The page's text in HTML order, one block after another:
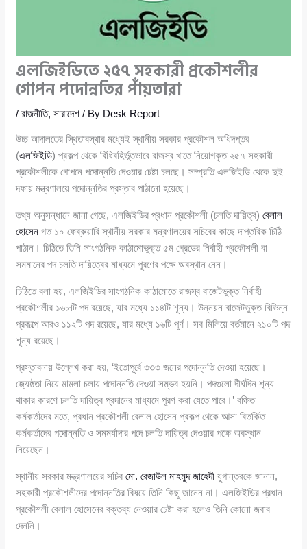
এলজিইডিতে ২৫৭ সহকারী প্রকৌশলীর
গোপন পদোন্নতির পাঁয়তারা
/রাজনীতি,সারাদেশ / By Desk Report
উচ্চ আদালতের স্থিতাবস্থার মধ্যেই স্থানীয় সরকার প্রকৌশল অধিদপ্তর
(এলজিইডি) প্রকল্প থেকে বিধিবহির্ভূতভাবে রাজস্ব খাতে নিয়োগকৃত ২৫৭ সহকারী
প্রকৌশলীকে গোপনে পদোন্নতি দেওয়ার চেষ্টা চলছে। সম্প্রতি এলজিইডি থেকে দুই
দফায় মন্ত্রণালয়ে পদোন্নতির প্রস্তাব পাঠানো হয়েছে।
তথ্য অনুসন্ধানে জানা গেছে, এলজিইডির প্রধান প্রকৌশলী (চলতি দায়িত্ব)বেলাল
হোসেন গত ১০ ফেব্রুয়ারি স্থানীয় সরকার মন্ত্রণালয়ের সচিবের কাছে দাপ্তরিক চিঠি
পাঠান। চিঠিতে তিনি সাংগঠনিক কাঠামোভুক্ত ৫ম গ্রেডের নির্বাহী প্রকৌশলী বা
সমমানের পদ চলতি দায়িত্বের মাধ্যমে পূরণের পক্ষে অবস্থান নেন।
চিঠিতে বলা হয়, এলজিইডির সাংগঠনিক কাঠামোতে রাজস্ব বাজেটভুক্ত নির্বাহী
প্রকৌশলীর ১৬৮টি পদ রয়েছে, যার মধ্যে ১১৪টি শূন্য। উন্নয়ন বাজেটভুক্ত বিভিন্ন
প্রকল্পে আরও ১১২টি পদ রয়েছে, যার মধ্যে ১৬টি পূর্ণ। সব মিলিয়ে বর্তমানে ২১০টি পদ
শূন্য রয়েছে।
প্রস্তাবনায় উল্লেখ করা হয়, ‘ইতোপূর্বে ৩৩৩ জনের পদোন্নতি দেওয়া হয়েছে।
জ্যেষ্ঠতা নিয়ে মামলা চলায় পদোন্নতি দেওয়া সম্ভব হয়নি। পদগুলো দীর্ঘদিন শূন্য
থাকার কারণে চলতি দায়িত্ব প্রদানের মাধ্যমে পূরণ করা যেতে পারে।’ বঞ্চিত
কর্মকর্তাদের মতে, প্রধান প্রকৌশলী বেলাল হোসেন প্রকল্প থেকে আসা বিতর্কিত
কর্মকর্তাদের পদোন্নতি ও সমমর্যাদার পদে চলতি দায়িত্ব দেওয়ার পক্ষে অবস্থান
নিয়েছেন।
স্থানীয় সরকার মন্ত্রণালয়ের সচিবমো. রেজাউল মাহমুদ জাহেদী যুগান্তরকে জানান,
সহকারী প্রকৌশলীদের পদোন্নতির বিষয়ে তিনি কিছু জানেন না। এলজিইডির প্রধান
প্রকৌশলী বেলাল হোসেনের বক্তব্য নেওয়ার চেষ্টা করা হলেও তিনি কোনো জবাব
দেননি।